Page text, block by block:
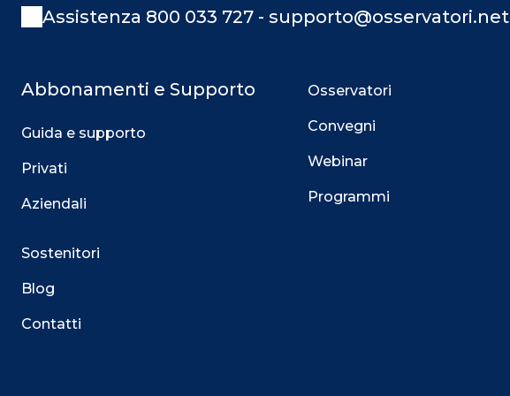
Assistenza 800 033 727 - supporto@osservatori.net
Abbonamenti e Supporto
Guida e supporto
Privati
Aziendali
Sostenitori
Blog
Contatti
Osservatori
Convegni
Webinar
Programmi